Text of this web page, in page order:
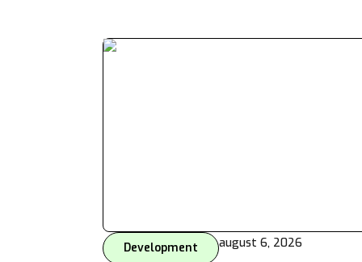
Development august 6, 2026